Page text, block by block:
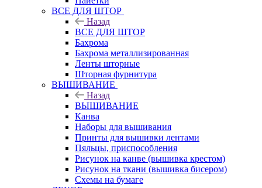
ВСЕ ДЛЯ ШТОР
Назад
ВСЕ ДЛЯ ШТОР
Бахрома
Бахрома металлизированная
Ленты шторные
Шторная фурнитура
ВЫШИВАНИЕ
Назад
ВЫШИВАНИЕ
Канва
Наборы для вышивания
Принты для вышивки лентами
Пяльцы, приспособления
Рисунок на канве (вышивка крестом)
Рисунок на ткани (вышивка бисером)
Схемы на бумаге